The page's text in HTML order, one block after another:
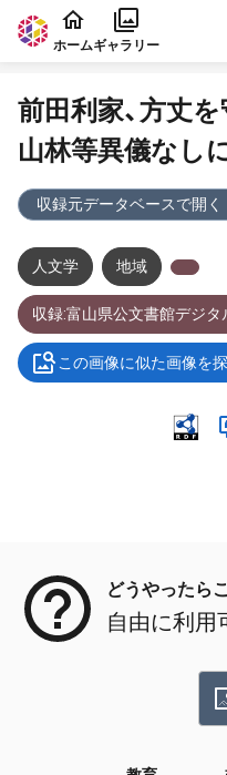
本文に飛ぶ
ホームギャラリー
前田利家、方丈
山林等異儀なし
収録元データベースで開く
人文学 地域
収録:富山県公文書館デジ
この画像に似た画像を
どうやったら
自由に利用